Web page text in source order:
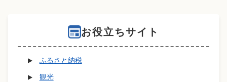
お役立ちサイト
ふるさと納税
観光